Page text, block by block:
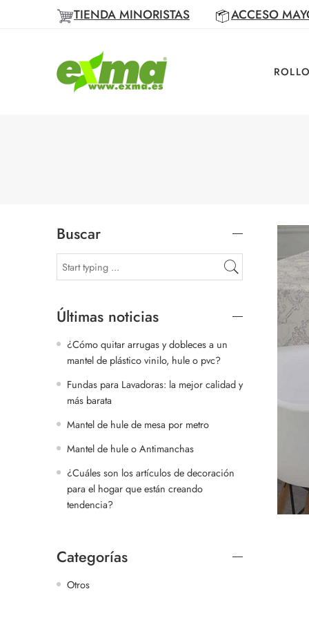
TIENDA MINORISTAS ACCESO
Buscar
Últimas noticias
¿Cómo quitar arrugas y dobleces a un
mantel de plástico vinilo, hule o pvc?
Fundas para Lavadoras: la mejor calidad y
más barata
Mantel de hule de mesa por metro
Mantel de hule o Antimanchas
¿Cuáles son los artículos de decoración
para el hogar que están creando
tendencia?
Categorías
Otros